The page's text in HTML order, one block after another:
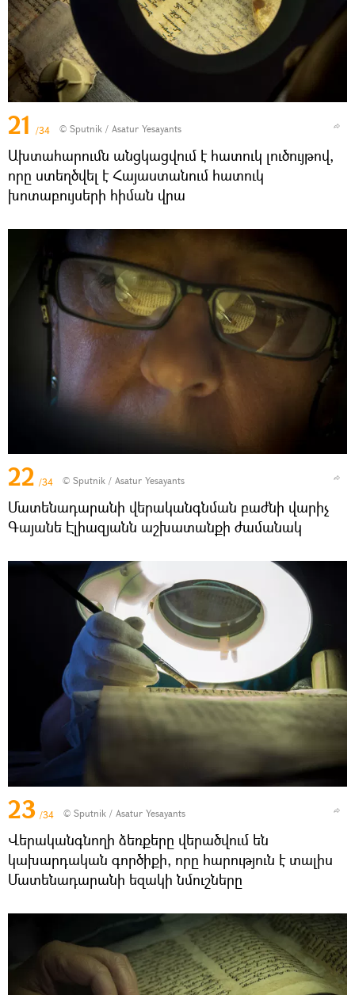
21 /34 © Sputnik / Asatur Yesayants
Ախտահարումն անցկացվում է հատուկ լուծույթով,
որը ստեղծվել է Հայաստանում հատուկ
խոտաբույսերի հիման վրա
22 /34 © Sputnik / Asatur Yesayants
Մատենադարանի վերականգնման բաժնի վարիչ
Գայանե Էլիազյանն աշխատանքի ժամանակ
23 /34 © Sputnik / Asatur Yesayants
Վերականգնողի ձեռքերը վերածվում են
կախարդական գործիքի, որը հարություն է տալիս
Մատենադարանի եզակի նմուշները